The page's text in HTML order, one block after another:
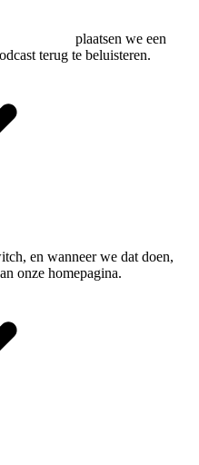
plaatsen we een
terug te beluisteren.
en wanneer we dat doen,
onze homepagina.